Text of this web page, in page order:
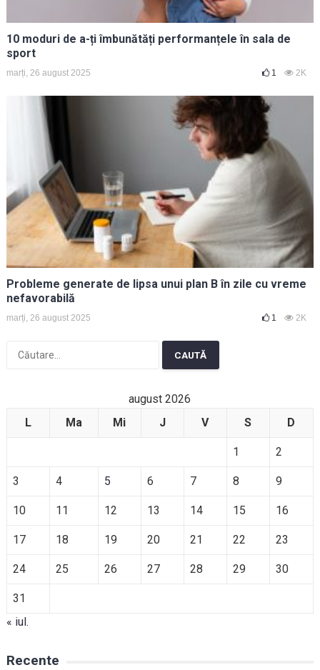
10 moduri de a-ți îmbunătăți performanțele în sala de
sport
marți, 26 august 2025 1 2K
Probleme generate de lipsa unui plan B în zile cu vreme
nefavorabilă
marți, 26 august 2025 1 2K
Caută
august 2026
L
Ma Mi J V S D
1 2
3 4 5 6 7 8 9
10 11 12 13 14 15 16
17 18 19 20 21 22 23
24 25 26 27 28 29 30
31
« iul.
Recente